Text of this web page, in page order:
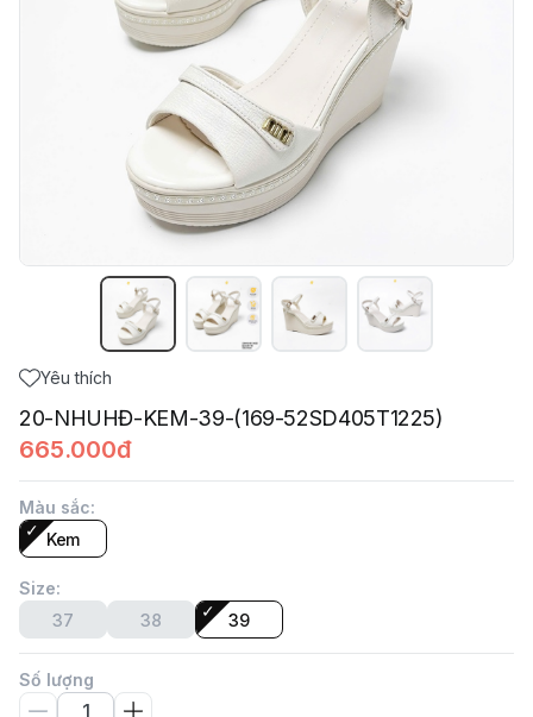
Yêu thích
20-NHUHĐ-KEM-39-(169-52SD405T1225)
665.000đ
Màu sắc:
Kem
Size:
37
38 39
Số lượng